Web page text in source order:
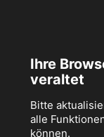
Ihre
veraltet
Bitte
alle
können.